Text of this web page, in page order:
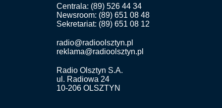
Centrala: (89) 526 44 34
Newsroom: (89) 651 08 48
Sekretariat: (89) 651 08 12
radio@radioolsztyn.pl
reklama@radioolsztyn.pl
Radio Olsztyn S.A.
ul. Radiowa 24
10-206 OLSZTYN